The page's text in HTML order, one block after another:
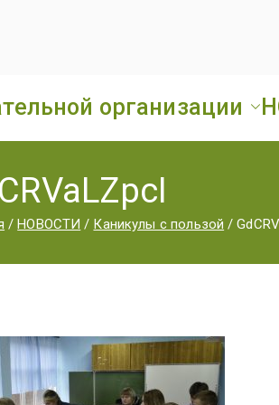
организации
НОВОСТИ Каникулы с пользой